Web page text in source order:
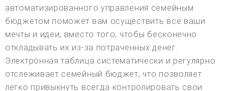
автоматизированного управления семейным
бюджетом поможет вам осуществить все ваши
мечты и идеи, вместо того, чтобы бесконечно
откладывать их из-за потраченных денег.
Электронная таблица систематически и регулярно
отслеживает семейный бюджет, что позволяет
легко привыкнуть всегда контролировать свои